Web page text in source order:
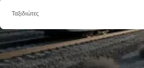
Ταξιδιώτες